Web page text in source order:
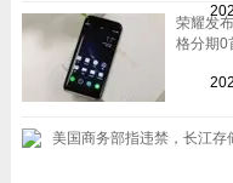
荣耀发
格分期0
美国商务部指违禁，长江存